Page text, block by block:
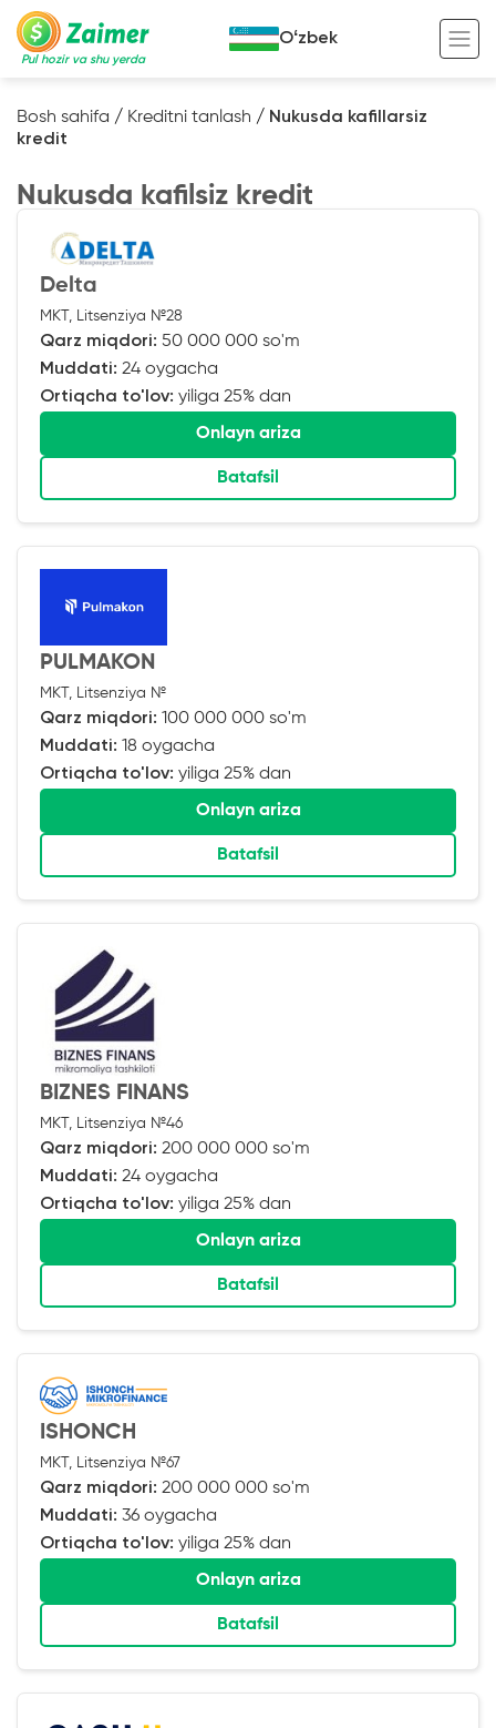
Pul hozir va shu yerda
Avto garov evaziga kredit
Ko’chmas mulk garov evaziga kredit
Maxsus texnika garov evaziga kredit
Kredit onlayn
Tadbirkorlar uchun onlayn kredit
O‘zini o‘zi band qilganlar uchun onlayn
Foydali
Kreditingizning hayotiy tsikli
Kalkulyator
Oʻzbek
Bosh sahifa / Kreditni tanlash / Nukusda kafillarsiz
kredit
Nukusda kafilsiz kredit
Delta
MKT, Litsenziya №28
Qarz miqdori: 50 000 000 so'm
Muddati: 24 oygacha
Ortiqcha to'lov: yiliga 25% dan
Onlayn ariza
Batafsil
PULMAKON
MKT, Litsenziya №
Qarz miqdori: 100 000 000 so'm
Muddati: 18 oygacha
Ortiqcha to'lov: yiliga 25% dan
Onlayn ariza
Batafsil
BIZNES FINANS
MKT, Litsenziya №46
Qarz miqdori: 200 000 000 so'm
Muddati: 24 oygacha
Ortiqcha to'lov: yiliga 25% dan
Onlayn ariza
Batafsil
ISHONCH
MKT, Litsenziya №67
Qarz miqdori: 200 000 000 so'm
Muddati: 36 oygacha
Ortiqcha to'lov: yiliga 25% dan
Onlayn ariza
Batafsil